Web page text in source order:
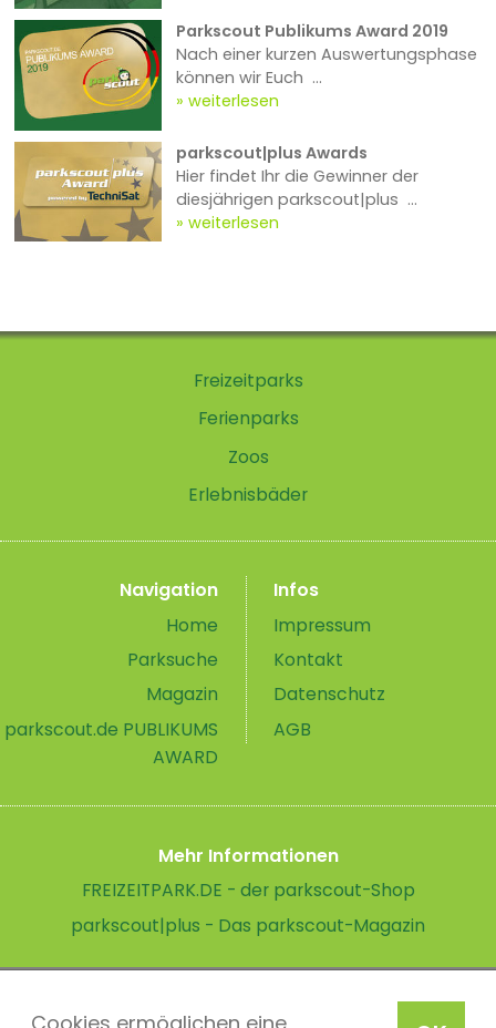
Parkscout Publikums Award 2019
Nach einer kurzen Auswertungsphase
können wir Euch ...
weiterlesen
parkscout|plus Awards
Hier findet Ihr die Gewinner der
diesjährigen parkscout|plus ...
weiterlesen
Freizeitparks
Ferienparks
Zoos
Erlebnisbäder
Navigation
Home
Parksuche
Magazin
parkscout.de PUBLIKUMS
AWARD
Infos
Impressum
Kontakt
Datenschutz
AGB
Mehr Informationen
FREIZEITPARK.DE - der parkscout-Shop
parkscout|plus - Das parkscout-Magazin